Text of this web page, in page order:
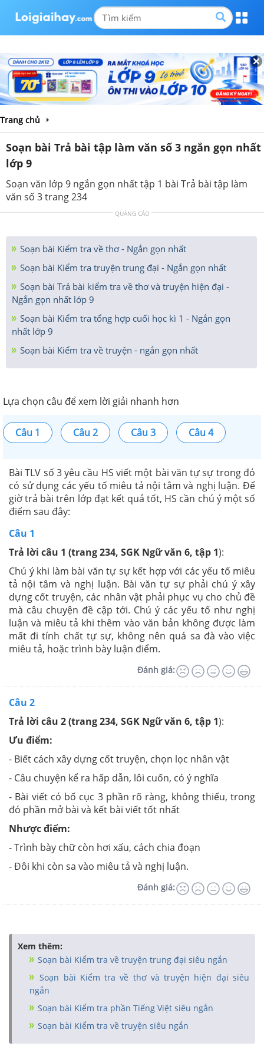
Trang chủ
Soạn bài Trả bài tập làm văn số 3 ngắn gọn nhất
lớp 9
Soạn văn lớp 9 ngắn gọn nhất tập 1 bài Trả bài tập làm
văn số 3 trang 234
QUẢNG CÁO
Soạn bài Kiểm tra về thơ - Ngắn gọn nhất
Soạn bài Kiểm tra truyện trung đại - Ngắn gọn nhất
Soạn bài Trả bài kiểm tra về thơ và truyện hiện đại -
Ngắn gọn nhất lớp 9
Soạn bài Kiểm tra tổng hợp cuối học kì 1 - Ngắn gọn
nhất lớp 9
Soạn bài Kiểm tra về truyện - ngắn gọn nhất
Lựa chọn câu để xem lời giải nhanh hơn
Câu 1 Câu 2 Câu 3 Câu 4
Bài TLV số 3 yêu cầu HS viết một bài văn tự sự trong đó
có sử dụng các yếu tố miêu tả nội tâm và nghị luận. Để
giờ trả bài trên lớp đạt kết quả tốt, HS cần chú ý một số
điểm sau đây:
Câu 1
Trả lời câu 1 (trang 234, SGK Ngữ văn 6, tập 1):
Chú ý khi làm bài văn tự sự kết hợp với các yếu tố miêu
tả nội tâm và nghị luận. Bài văn tự sự phải chú ý xây
dựng cốt truyện, các nhân vật phải phục vụ cho chủ đề
mà câu chuyện đề cập tới. Chú ý các yếu tố như nghị
luận và miêu tả khi thêm vào văn bản không được làm
mất đi tính chất tự sự, không nên quá sa đà vào việc
miêu tả, hoặc trình bày luận điểm.
Đánh giá:
Câu 2
Trả lời câu 2 (trang 234, SGK Ngữ văn 6, tập 1):
Ưu điểm:
- Biết cách xây dựng cốt truyện, chọn lọc nhân vật
- Câu chuyện kể ra hấp dẫn, lôi cuốn, có ý nghĩa
- Bài viết có bố cục 3 phần rõ ràng, không thiếu, trong
đó phần mở bài và kết bài viết tốt nhất
Nhược điểm:
- Trình bày chữ còn hơi xấu, cách chia đoạn
- Đôi khi còn sa vào miêu tả và nghị luận.
Đánh giá:
Xem thêm:
Soạn bài Kiểm tra về truyện trung đại siêu ngắn
Soạn bài Kiểm tra về thơ và truyện hiện đại siêu
ngắn
Soạn bài Kiểm tra phần Tiếng Việt siêu ngắn
Soạn bài Kiểm tra về truyện siêu ngắn